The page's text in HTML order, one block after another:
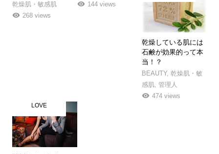
乾燥肌・敏感肌
268 views
144 views
乾燥している肌には
石鹸が効果的って本
当！？
BEAUTY,乾燥肌・敏
感肌,管理人
474 views
LOVE